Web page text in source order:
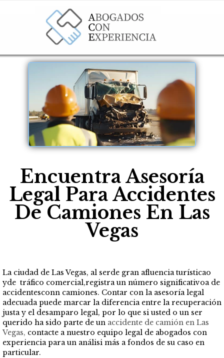
Encuentra Asesoría
Legal Para Accidentes
De Camiones En Las
Vegas
La ciudad de Las Vegas, al serde gran afluencia turísticao
yde tráfico comercial,registra un número significativoa de
accidentesconn camiones. Contar con la asesoría legal
adecuada puede marcar la diferencia entre la recuperación
justa y el desamparo legal, por lo que si usted o un ser
querido ha sido parte de un accidente de camión en Las
Vegas, contacte a nuestro equipo legal de abogados con
experiencia para un análisi más a fondos de su caso en
particular.